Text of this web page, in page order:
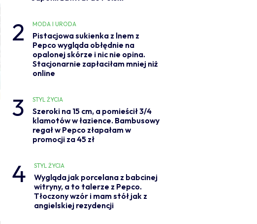
2 MODA I URODA
Pistacjowa sukienka z lnem z
Pepco wygląda obłędnie na
opalonej skórze i nic nie opina.
Stacjonarnie zapłaciłam mniej niż
online
3 STYL ŻYCIA
Szeroki na 15 cm, a pomieścił 3/4
klamotów w łazience. Bambusowy
regał w Pepco złapałam w
promocji za 45 zł
4 STYL ŻYCIA
Wygląda jak porcelana z babcinej
witryny, a to talerze z Pepco.
Tłoczony wzór i mam stół jak z
angielskiej rezydencji